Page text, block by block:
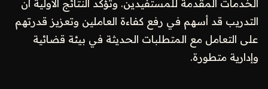
الخدمات المقدمة للمستفيدين. وتؤكد النتائج الأولية أن
التدريب قد أسهم في رفع كفاءة العاملين وتعزيز قدرتهم
على التعامل مع المتطلبات الحديثة في بيئة قضائية
وإدارية متطورة.